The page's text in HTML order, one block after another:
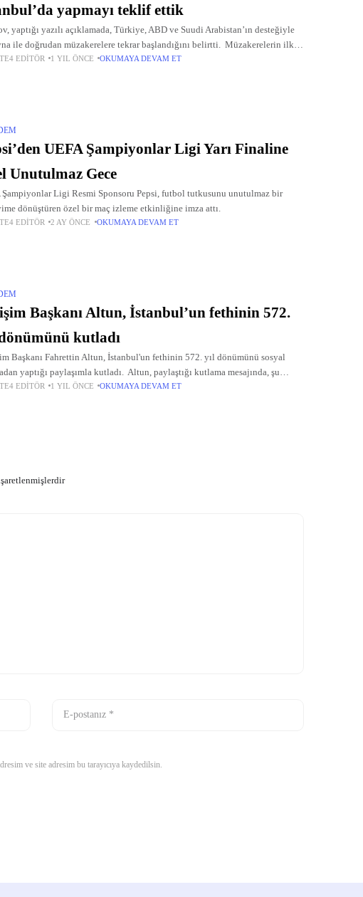
yapmayı teklif ettik
yaptığı yazılı açıklamada, Türkiye, ABD ve Suudi Arabistan’ın desteğiyle
ile doğrudan müzakerelere tekrar başlandığını belirtti. Müzakerelerin ilk
İstanbul’da 16 Mayıs’ta gerçekleştiğini anımsatan Lavrov, orada varılan
EDITÖR 1 YIL ÖNCE OKUMAYA DEVAM ET
UEFA Şampiyonlar Ligi Yarı Finaline
Unutulmaz Gece
Şampiyonlar Ligi Resmi Sponsoru Pepsi, futbol tutkusunu unutulmaz bir
dönüştüren özel bir maç izleme etkinliğine imza attı.
EDITÖR 2 AY ÖNCE OKUMAYA DEVAM ET
Başkanı Altun, İstanbul’un fethinin 572.
kutladı
Başkanı Fahrettin Altun, İstanbul'un fethinin 572. yıl dönümünü sosyal
yaptığı paylaşımla kutladı. Altun, paylaştığı kutlama mesajında, şu
yer verdi: "29 Mayıs 1453, sadece bir
EDITÖR 1 YIL ÖNCE OKUMAYA DEVAM ET
ve site adresim bu tarayıcıya kaydedilsin.